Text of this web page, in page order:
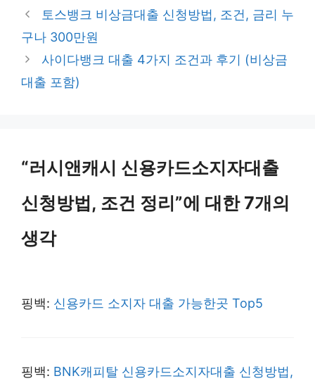
테
리
토스뱅크 비상금대출 신청방법, 조건, 금리 누
구나 300만원
사이다뱅크 대출 4가지 조건과 후기 (비상금
대출 포함)
“러시앤캐시 신용카드소지자대출
신청방법, 조건 정리”에 대한 7개의
생각
핑백: 신용카드 소지자 대출 가능한곳 Top5
핑백: BNK캐피탈 신용카드소지자대출 신청방법,